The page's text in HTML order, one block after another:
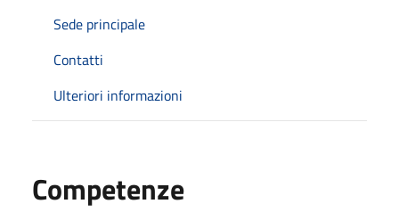
Sede principale
Contatti
Ulteriori informazioni
Competenze